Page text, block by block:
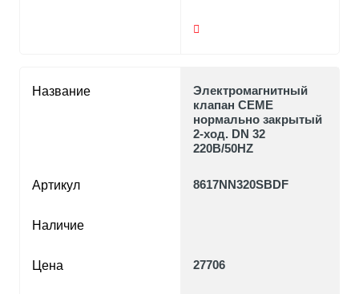
Название
Артикул
Наличие
Цена
Электромагнитный
клапан CEME
нормально закрытый
2-ход. DN 32
220В/50HZ
8617NN320SBDF
27706